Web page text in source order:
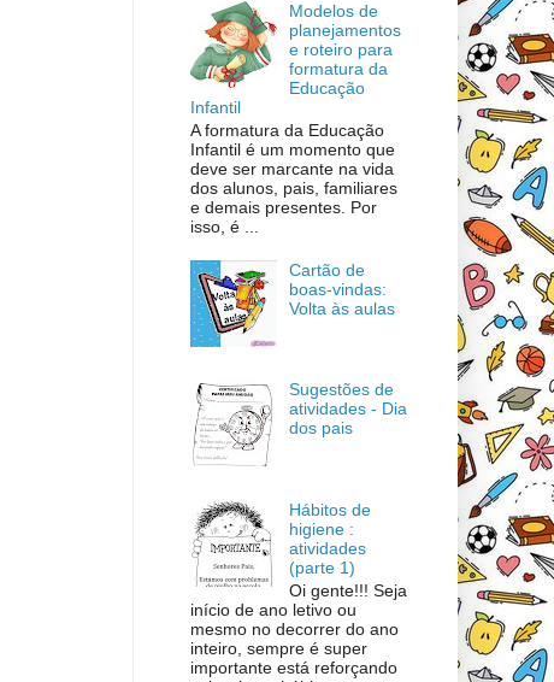
Modelos de
planejamentos
e roteiro para
formatura da
Educação
Infantil
A formatura da Educação
Infantil é um momento que
deve ser marcante na vida
dos alunos, pais, familiares
e demais presentes. Por
isso, é ...
Cartão de
boas-vindas:
Volta às aulas
Sugestões de
atividades - Dia
dos pais
Hábitos de
higiene :
atividades
(parte 1)
Oi gente!!! Seja
início de ano letivo ou
mesmo no decorrer do ano
inteiro, sempre é super
importante está reforçando